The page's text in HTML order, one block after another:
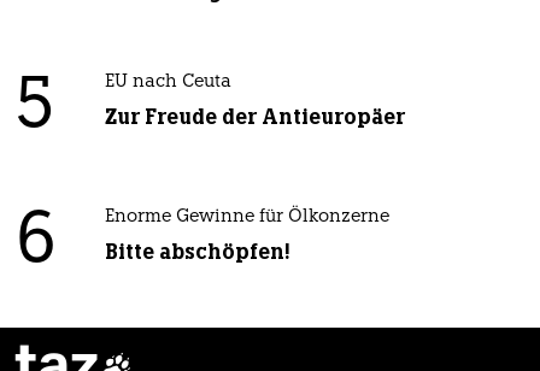
5 EU nach Ceuta
Zur Freude der Antieuropäer
6 Enorme Gewinne für Ölkonzerne
Bitte abschöpfen!